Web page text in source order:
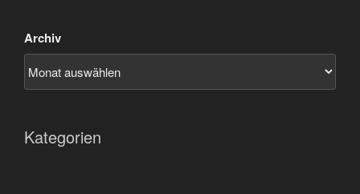
Archiv
Kategorien